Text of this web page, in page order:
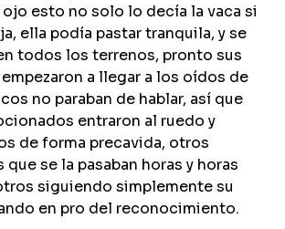
esto no solo lo decía la vaca si
ella podía pastar tranquila, y se
todos los terrenos, pronto sus
a llegar a los oídos de
no paraban de hablar, así que
entraron al ruedo y
de forma precavida, otros
se la pasaban horas y horas
siguiendo simplemente su
en pro del reconocimiento.